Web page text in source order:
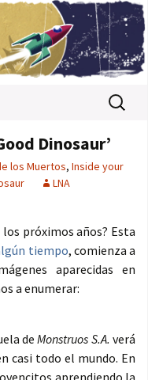
Buscar:
Dinosaur’
los Muertos, Inside your
LNA
próximos años? Esta
tiempo, comienza a
aparecidas en
a enumerar:
deMonstruos S.A. verá
casi todo el mundo. En